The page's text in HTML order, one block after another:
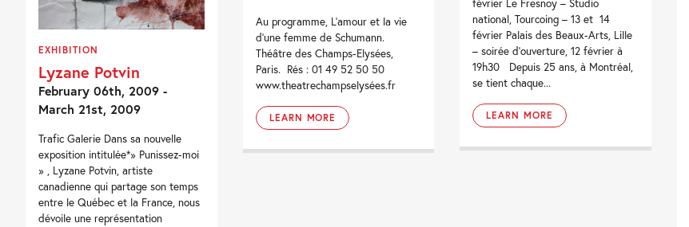
EXHIBITION
Lyzane Potvin
February 06th, 2009 -
March 21st, 2009
Trafic Galerie Dans sa nouvelle
exposition intitulée*» Punissez-moi
» , Lyzane Potvin, artiste
canadienne qui partage son temps
entre le Québec et la France, nous
dévoile une représentation
Au programme, L’amour et la vie
d’une femme de Schumann.
Théâtre des Champs-Elysées,
Paris. Rés : 01 49 52 50 50
www.theatrechampselysées.fr
LEARN MORE
février Le Fresnoy – Studio
national, Tourcoing – 13 et 14
février Palais des Beaux-Arts, Lille
– soirée d’ouverture, 12 février à
19h30 Depuis 25 ans, à Montréal,
se tient chaque...
LEARN MORE